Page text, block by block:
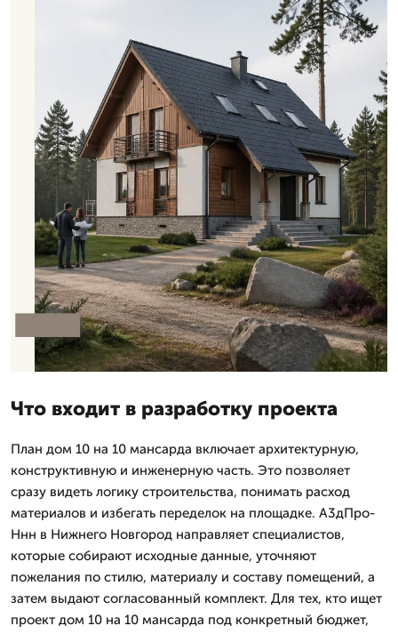
Что входит в разработку проекта
План дом 10 на 10 мансарда включает архитектурную,
конструктивную и инженерную часть. Это позволяет
сразу видеть логику строительства, понимать расход
материалов и избегать переделок на площадке. А3дПро-
Ннн в Нижнего Новгород направляет специалистов,
которые собирают исходные данные, уточняют
пожелания по стилю, материалу и составу помещений, а
затем выдают согласованный комплект. Для тех, кто ищет
проект дом 10 на 10 мансарда под конкретный бюджет,